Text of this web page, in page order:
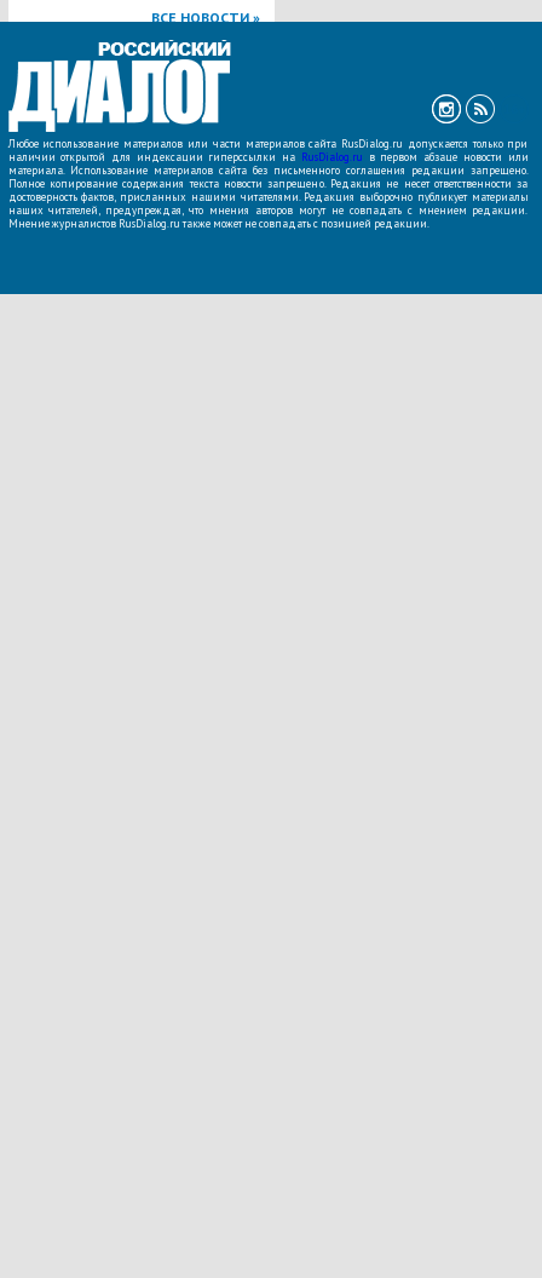
ВСЕ НОВОСТИ »
Любое использование материалов или части материалов сайта RusDialog.ru допускается только при
наличии открытой для индексации гиперссылки на RusDialog.ru в первом абзаце новости или
материала. Использование материалов сайта без письменного соглашения редакции запрещено.
Полное копирование содержания текста новости запрещено. Редакция не несет ответственности за
достоверность фактов, присланных нашими читателями. Редакция выборочно публикует материалы
наших читателей, предупреждая, что мнения авторов могут не совпадать с мнением редакции.
Мнение журналистов RusDialog.ru также может не совпадать с позицией редакции.